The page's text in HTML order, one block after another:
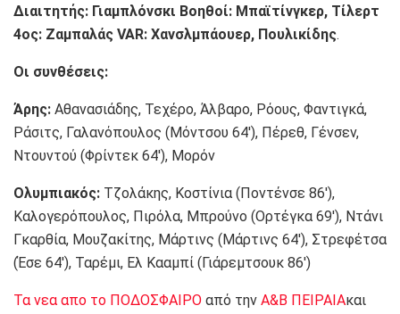
Διαιτητής: Γιαμπλόνσκι Βοηθοί: Μπαϊτίνγκερ, Τίλερτ
4ος: Ζαμπαλάς VAR: Χανσλμπάουερ, Πουλικίδης.
Οι συνθέσεις:
Άρης: Αθανασιάδης, Τεχέρο, Άλβαρο, Ρόους, Φαντιγκά,
Ράσιτς, Γαλανόπουλος (Μόντσου 64′), Πέρεθ, Γένσεν,
Ντουντού (Φρίντεκ 64′), Μορόν
Ολυμπιακός: Τζολάκης, Κοστίνια (Ποντένσε 86′),
Καλογερόπουλος, Πιρόλα, Μπρούνο (Ορτέγκα 69′), Ντάνι
Γκαρθία, Μουζακίτης, Μάρτινς (Μάρτινς 64′), Στρεφέτσα
(Έσε 64′), Ταρέμι, Ελ Κααμπί (Γιάρεμτσουκ 86′)
Τα νεα απο το ΠΟΔΟΣΦΑΙΡΟ από την Α&Β ΠΕΙΡΑΙΑκαι